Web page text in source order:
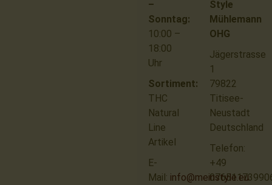
Style
Mühlemann
OHG
Jägerstrasse
1
79822
Titisee-
Neustadt
Deutschland
Telefon:
+49
–
Sonntag:
10:00 –
18:00
Uhr
Sortiment:
THC
Natural
Line
Artikel
E-
Mail: info@meinstyle.eu